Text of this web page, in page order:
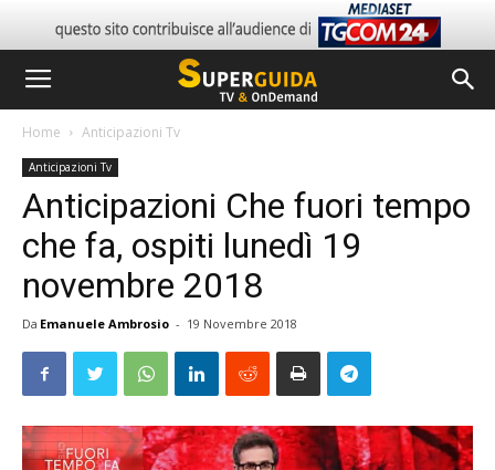
Home Anticipazioni Tv
Anticipazioni Tv
Anticipazioni Che fuori tempo
che fa, ospiti lunedì 19
novembre 2018
Da Emanuele Ambrosio - 19 Novembre 2018